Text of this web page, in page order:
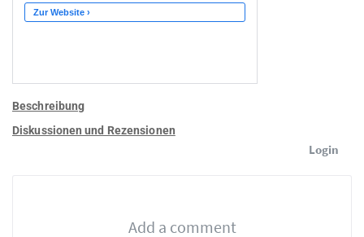
Beschreibung
Diskussionen und Rezensionen
Login